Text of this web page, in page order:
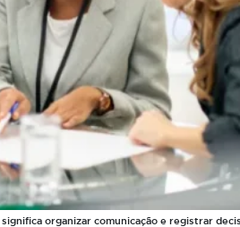
organizar comunicação e registrar